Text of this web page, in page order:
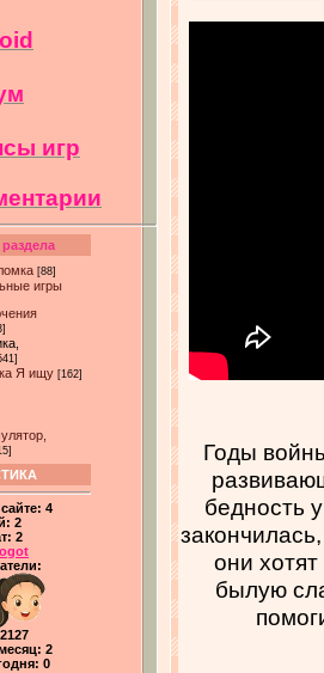
игр
[88]
игры
Я ищу [162]
4
2
2
2
0
Годы
бедность
они
былую